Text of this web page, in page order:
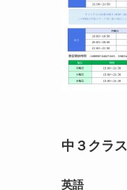
中３クラス
英語